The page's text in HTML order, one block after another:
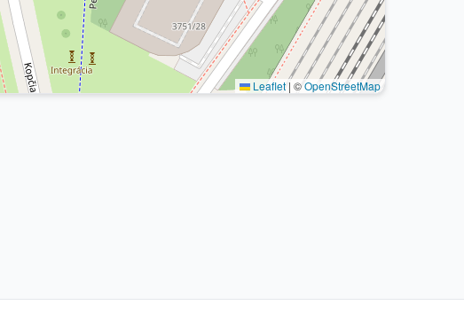
Leaflet | ©OpenStreetMap